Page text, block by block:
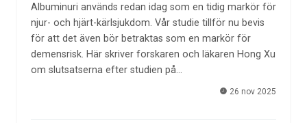
Albuminuri används redan idag som en tidig markör för
njur- och hjärt-kärlsjukdom. Vår studie tillför nu bevis
för att det även bör betraktas som en markör för
demensrisk. Här skriver forskaren och läkaren Hong Xu
om slutsatserna efter studien på…
26 nov 2025